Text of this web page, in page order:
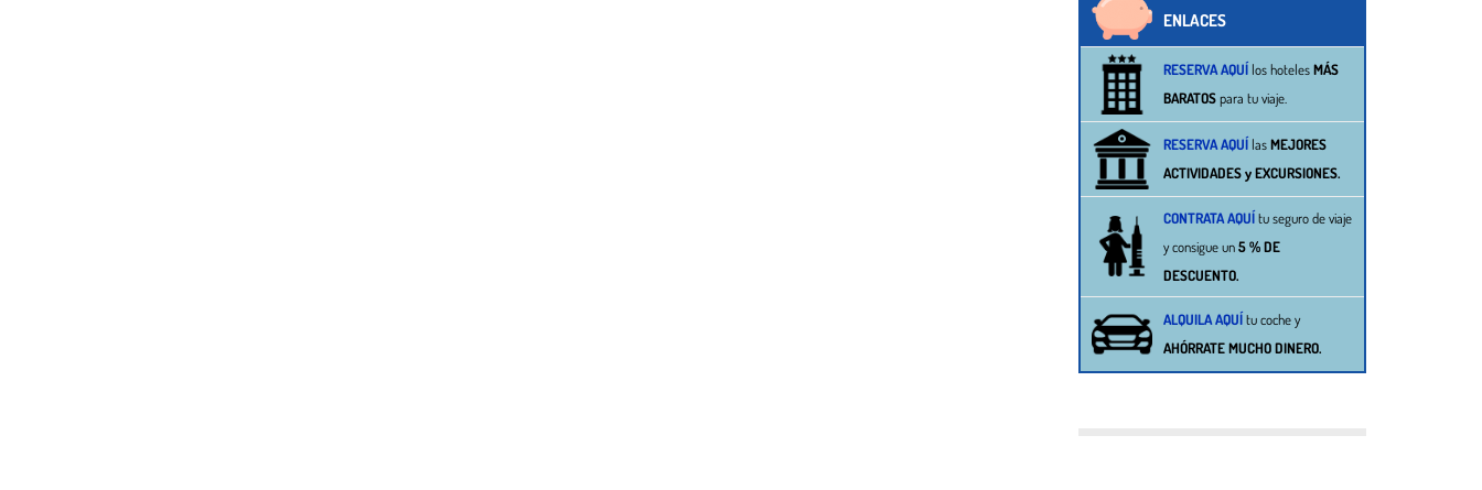
ENLACES
RESERVA AQUÍ los hotelesMÁS
BARATOSpara tu viaje.
RESERVA AQUÍ lasMEJORES
ACTIVIDADES y EXCURSIONES.
CONTRATA AQUÍtu seguro de viaje
y consigue un5 % DE
DESCUENTO.
ALQUILA AQUÍtucochey
AHÓRRATE MUCHO DINERO.